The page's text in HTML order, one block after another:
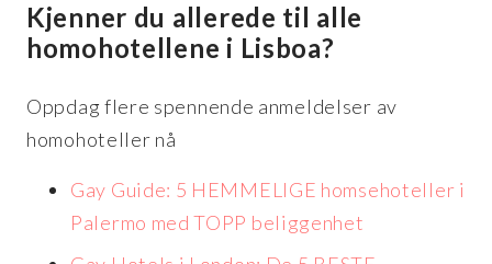
Kjenner du allerede til alle
homohotellene i Lisboa?
Oppdag flere spennende anmeldelser av
homohoteller nå
Gay Guide: 5 HEMMELIGE homsehoteller i
Palermo med TOPP beliggenhet